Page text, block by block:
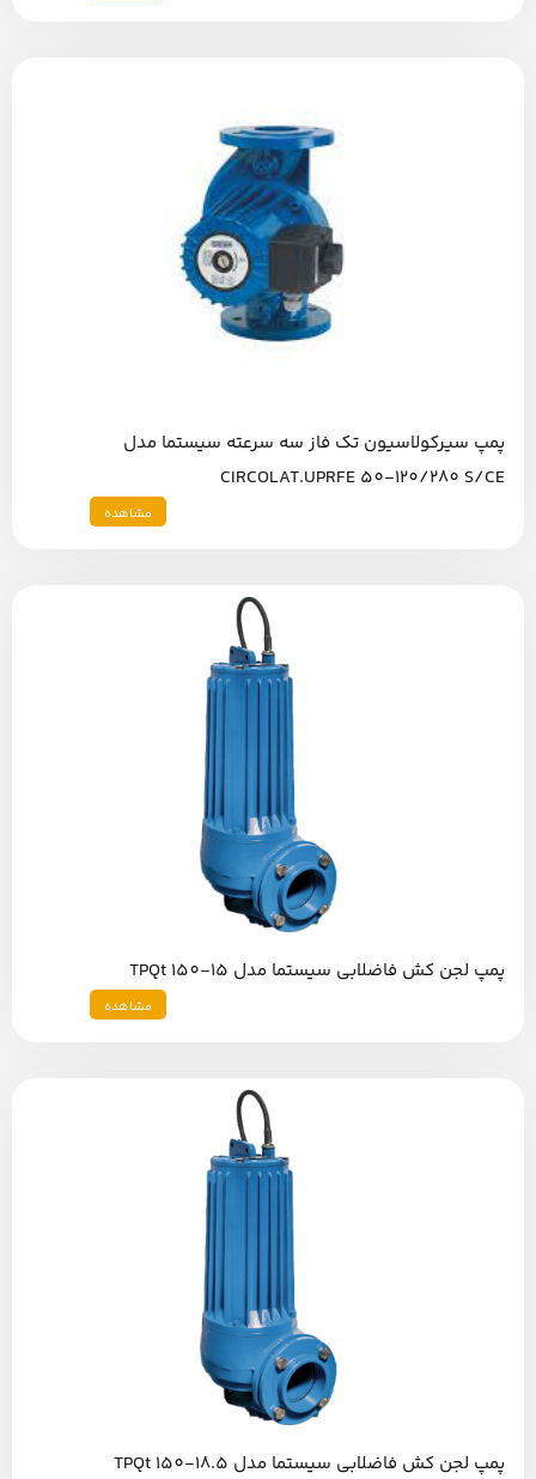
پمپ سیرکولاسیون تک فاز سه سرعته سیستما مدل
CIRCOLAT.UPRFE 50-120/280 S/CE
مشاهده
پمپ لجن کش فاضلابی سیستما مدل TPQt 150-15
مشاهده
پمپ لجن کش فاضلابی سیستما مدل TPQt 150-18.5